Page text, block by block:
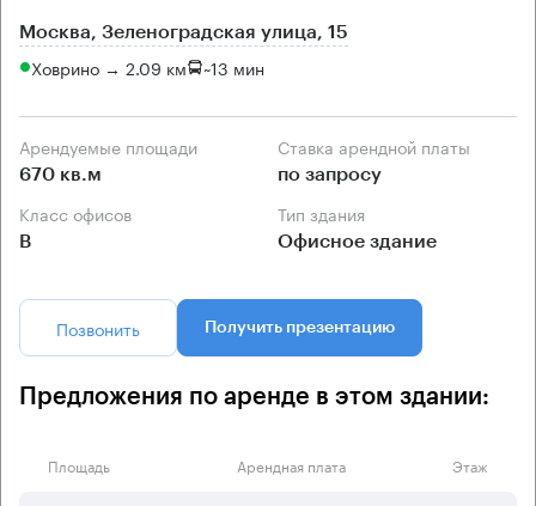
Москва, Зеленоградская улица, 15
Ховрино → 2.09 км ~13 мин
Арендуемые площади
670 кв.м
Ставка арендной платы
по запросу
Класс офисов
B
Тип здания
Офисное здание
Позвонить Получить презентацию
Предложения по аренде в этом здании:
Площадь Арендная плата Этаж